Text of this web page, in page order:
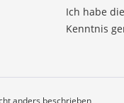
Ich habe die
Kenntnis